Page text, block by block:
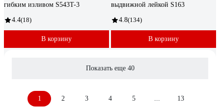
гибким изливом S543T-3
4.4(18)
В корзину
выдвижной лейкой S163
4.8(134)
В корзину
Показать еще 40
1 2 3 4 5 13